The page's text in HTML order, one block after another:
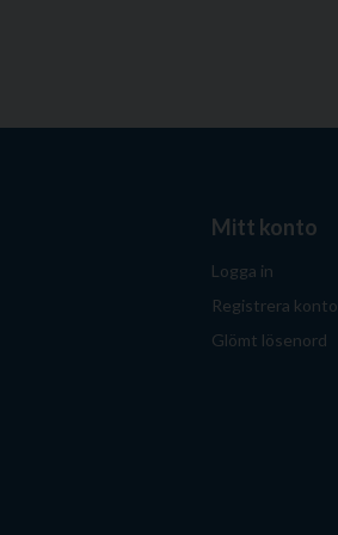
Mitt konto
Logga in
Registrera konto
Glömt lösenord